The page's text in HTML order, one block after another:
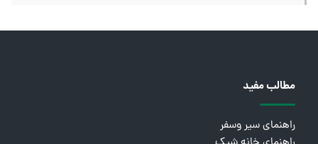
مطالب مفید
راهنمای سیر وسفر